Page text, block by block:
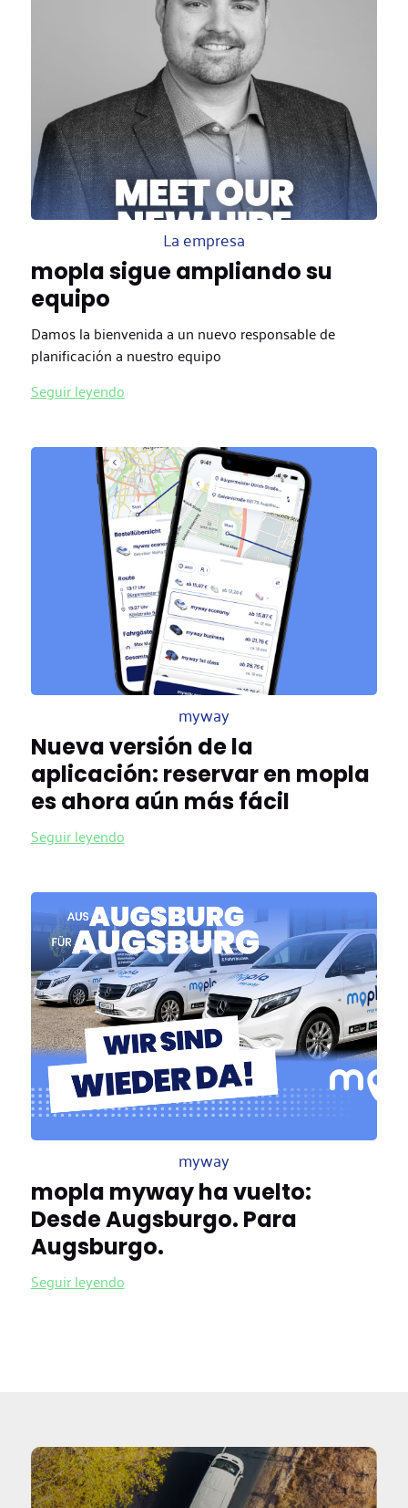
La empresa
mopla sigue ampliando su
equipo
Damos la bienvenida a un nuevo responsable de
planificación a nuestro equipo
Seguir leyendo
myway
Nueva versión de la
aplicación: reservar en mopla
es ahora aún más fácil
Seguir leyendo
myway
mopla myway ha vuelto:
Desde Augsburgo. Para
Augsburgo.
Seguir leyendo